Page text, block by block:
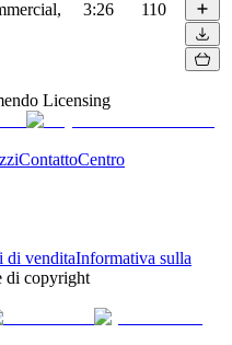
3:26 110
Licensing
ContattoCentro
di venditaInformativa sulla
di copyright